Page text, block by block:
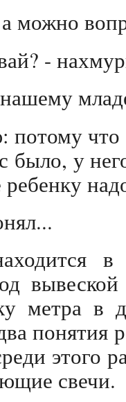
можно
-
потому
было, у
метра в
понятия
этого
свечи.